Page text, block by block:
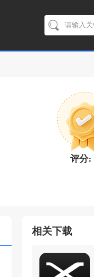
评分:
相关下载